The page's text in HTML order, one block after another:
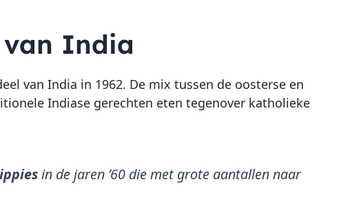
van India
van India in 1962. De mix tussen de oosterse en
Indiase gerechten eten tegenover katholieke
in de jaren ’60 die met grote aantallen naar